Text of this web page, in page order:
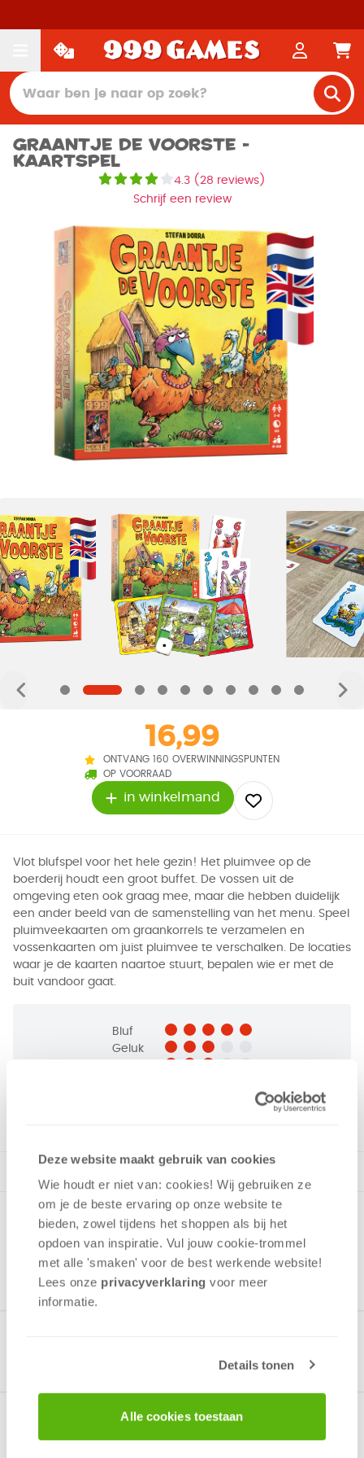
Deze website maakt gebruik van cookies
Wie houdt er niet van: cookies! Wij gebruiken ze
om je de beste ervaring op onze website te
bieden, zowel tijdens het shoppen als bij het
opdoen van inspiratie. Vul jouw cookie-trommel
met alle 'smaken' voor de best werkende website​!
Lees onze privacyverklaring voor meer
informatie.
Details tonen
Alle cookies toestaan
Graantje de Voorste -
Kaartspel
4.3( 28 reviews)
Schrijf een review
16,99
ONTVANG 160 OVERWINNINGSPUNTEN
OP VOORRAAD
in winkelmand
Vlot blufspel voor het hele gezin! Het pluimvee op de
boerderij houdt een groot buffet. De vossen uit de
omgeving eten ook graag mee, maar die hebben duidelijk
een ander beeld van de samenstelling van het menu. Speel
pluimveekaarten om graankorrels te verzamelen en
vossenkaarten om juist pluimvee te verschalken. De locaties
waar je de kaarten naartoe stuurt, bepalen wie er met de
buit vandoor gaat.
Bluf
Geluk
v.a. 8 jaar
Over het spel